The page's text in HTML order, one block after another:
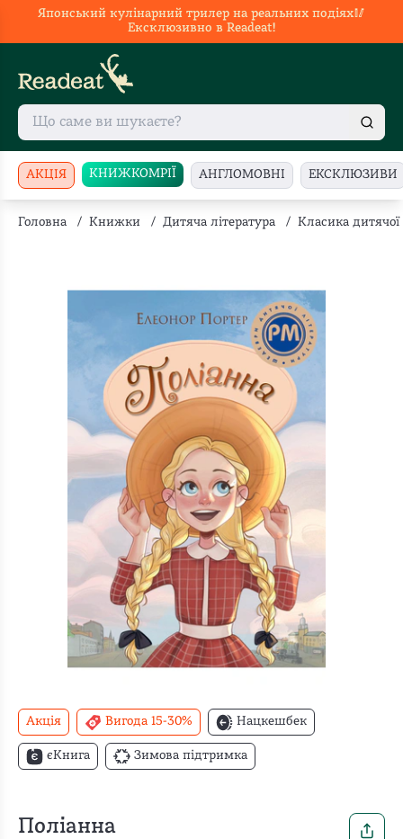
Японський кулінарний трилер на реальних подіях🥢
Ексклюзивно в Readeat!
АКЦІЯ КНИЖКОМРІЇ АНГЛОМОВНІ ЕКСКЛЮЗИВИ
Головна / Книжки / Дитяча література / Класика дитячої
Акція Вигода 15-30% Нацкешбек
єКнига Зимова підтримка
Поліанна